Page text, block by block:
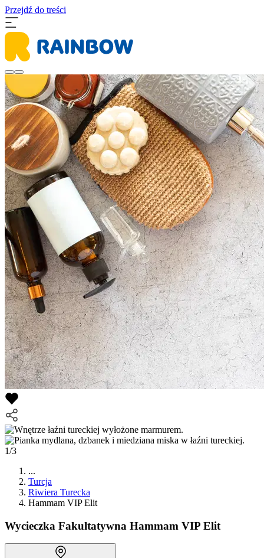
Przejdź do treści
1/3
...
Turcja
Riwiera Turecka
Hammam VIP Elit
Wycieczka Fakultatywna Hammam VIP Elit